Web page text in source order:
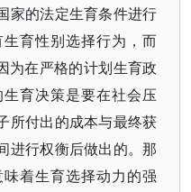
家的法定生育条件进行
育性别选择行为，而
为在严格的计划生育政
育决策是要在社会压
所付出的成本与最终获
进行权衡后做出的。那
着生育选择动力的强